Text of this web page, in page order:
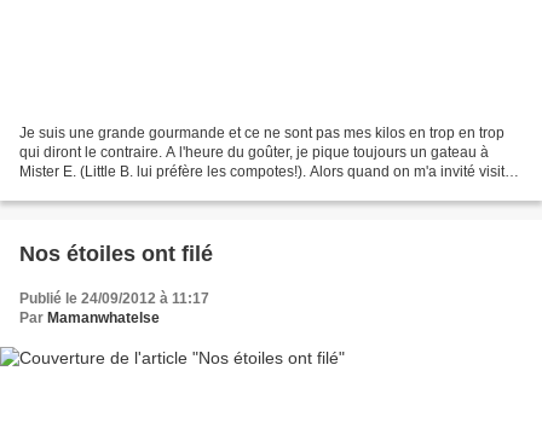
Je suis une grande gourmande et ce ne sont pas mes kilos en trop en trop
qui diront le contraire. A l'heure du goûter, je pique toujours un gateau à
Mister E. (Little B. lui préfère les compotes!). Alors quand on m'a invité visiter
Nos étoiles ont filé
Publié le 24/09/2012 à 11:17
Par Mamanwhatelse